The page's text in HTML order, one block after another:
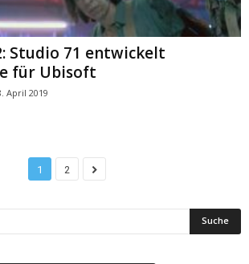
Studio 71 entwickelt
für Ubisoft
April 2019
1 2